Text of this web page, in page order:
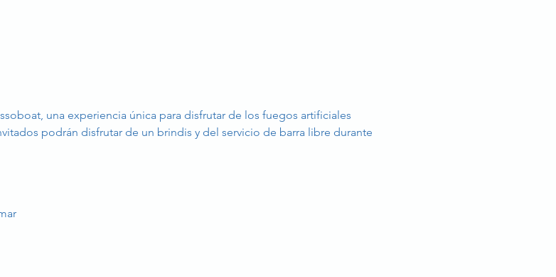
una experiencia única para disfrutar de los fuegos artificiales
podrán disfrutar de un brindis y del servicio de barra libre durante